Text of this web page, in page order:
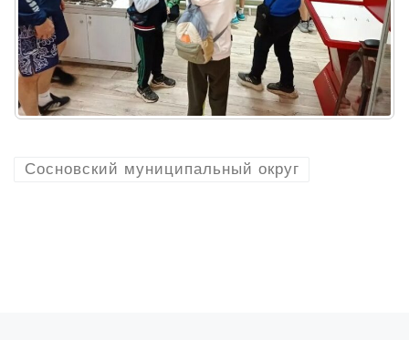
Сосновский муниципальный округ